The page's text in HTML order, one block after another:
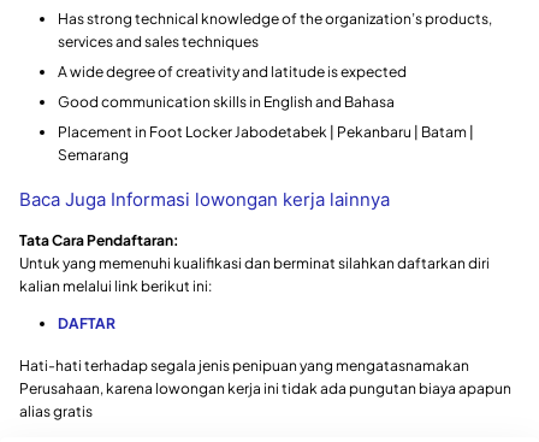
Has strong technical knowledge of the organization’s products,
services and sales techniques
A wide degree of creativity and latitude is expected
Good communication skills in English and Bahasa
Placement in Foot Locker Jabodetabek | Pekanbaru | Batam |
Semarang
Baca Juga Informasi lowongan kerja lainnya
Tata Cara Pendaftaran:
Untuk yang memenuhi kualifikasi dan berminat silahkan daftarkan diri
kalian melalui link berikut ini:
DAFTAR
Hati-hati terhadap segala jenis penipuan yang mengatasnamakan
Perusahaan, karena lowongan kerja ini tidak ada pungutan biaya apapun
alias gratis